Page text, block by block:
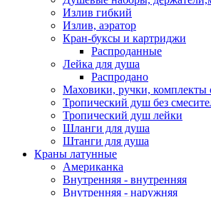
Излив гибкий
Излив, аэратор
Кран-буксы и картриджи
Распроданные
Лейка для душа
Распродано
Маховики, ручки, комплекты
Тропический душ без
Тропический душ лейки
Шланги для душа
Штанги для душа
Краны латунные
Американка
Внутренняя - внутренняя
Внутренняя - наружняя